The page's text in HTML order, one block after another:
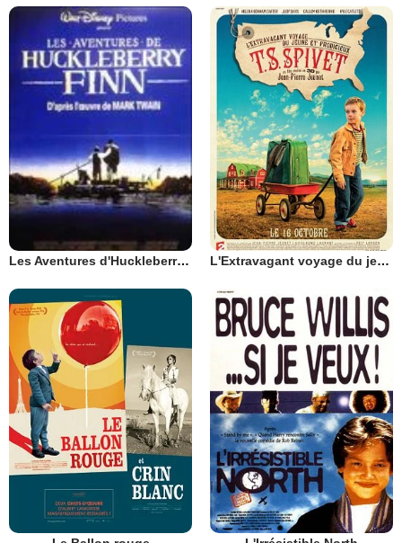
Les Aventures d'Huckleberry Finn L'Extravagant voyage du jeune et prodigieux T.S. Spivet